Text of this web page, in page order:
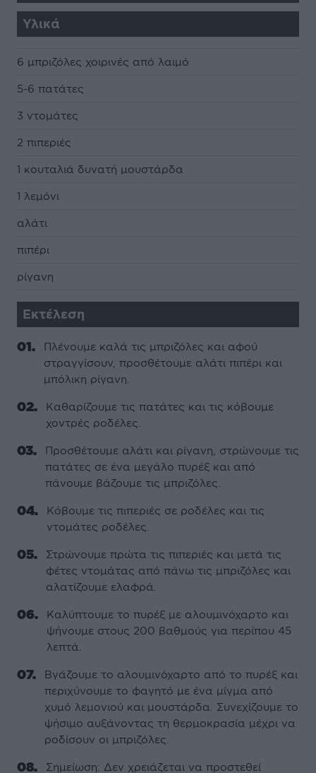
Υλικά
6 µπριζόλες χοιρινές από λαιµό
5-6 πατάτες
3 ντοµάτες
2 πιπεριές
1 κουταλιά δυνατή µουστάρδα
1 λεµόνι
αλάτι
πιπέρι
ρίγανη
Εκτέλεση
Πλένουµε καλά τις µπριζόλες και αφού
στραγγίσουν, προσθέτουµε αλάτι πιπέρι και
µπόλικη ρίγανη.
Καθαρίζουµε τις πατάτες και τις κόβουµε
χοντρές ροδέλες.
Προσθέτουµε αλάτι και ρίγανη, στρώνουµε τις
πατάτες σε ένα µεγάλο πυρέξ και από
πάνουµε βάζουµε τις µπριζόλες.
Κόβουµε τις πιπεριές σε ροδέλες και τις
ντοµάτες ροδέλες.
Στρώνουµε πρώτα τις πιπεριές και µετά τις
φέτες ντοµάτας από πάνω τις µπριζόλες και
αλατίζουµε ελαφρά.
Καλύπτουµε το πυρέξ µε αλουµινόχαρτο και
ψήνουµε στους 200 βαθµούς για περίπου 45
λεπτά.
Βγάζουµε το αλουµινόχαρτο από το πυρέξ και
περιχύνουµε το φαγητό µε ένα µίγµα από
χυµό λεµονιού και µουστάρδα. Συνεχίζουµε το
ψήσιµο αυξάνοντας τη θερµοκρασία µέχρι να
ροδίσουν οι µπριζόλες.
Σηµείωση: Δεν χρειάζεται να προστεθεί